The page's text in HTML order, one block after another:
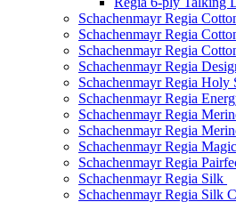
Schachenmayr Regia
Schachenmayr Regia
Schachenmayr Regia
Schachenmayr Regia
Schachenmayr Regia Holy
Schachenmayr Regia
Schachenmayr Regia
Schachenmayr Regia
Schachenmayr Regia
Schachenmayr Regia
Schachenmayr Regia Silk
Schachenmayr Regia Silk